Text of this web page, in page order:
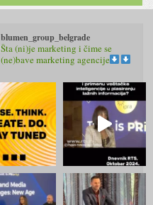
blumen_group_belgrade
Šta (ni)je marketing i čime se
(ne)bave marketing agencije